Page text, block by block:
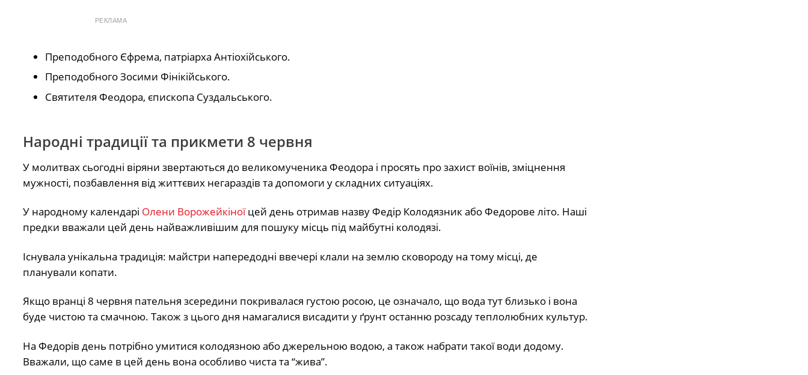
РЕКЛАМА
Преподобного Єфрема, патріарха Антіохійського.
Преподобного Зосими Фінікійського.
Святителя Феодора, єпископа Суздальського.
Народні традиції та прикмети 8 червня
У молитвах сьогодні віряни звертаються до великомученика Феодора і просять про захист воїнів, зміцнення
мужності, позбавлення від життєвих негараздів та допомоги у складних ситуаціях.
У народному календарі Олени Ворожейкіної цей день отримав назву Федір Колодязник або Федорове літо. Наші
предки вважали цей день найважливішим для пошуку місць під майбутні колодязі.
Існувала унікальна традиція: майстри напередодні ввечері клали на землю сковороду на тому місці, де
планували копати.
Якщо вранці 8 червня пательня зсередини покривалася густою росою, це означало, що вода тут близько і вона
буде чистою та смачною. Також з цього дня намагалися висадити у ґрунт останню розсаду теплолюбних культур.
На Федорів день потрібно умитися колодязною або джерельною водою, а також набрати такої води додому.
Вважали, що саме в цей день вона особливо чиста та “жива”.